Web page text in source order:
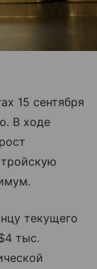
15 сентября
В ходе
текущего
тыс.